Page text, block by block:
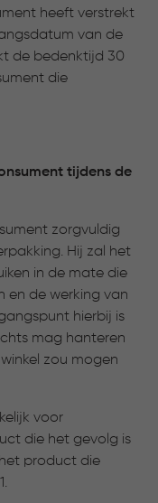
heeft verstrekt
van de
de bedenktijd 30
die
tijdens de
zorgvuldig
Hij zal het
in de mate die
en de werking van
hierbij is
mag hanteren
zou mogen
voor
die het gevolg is
product die